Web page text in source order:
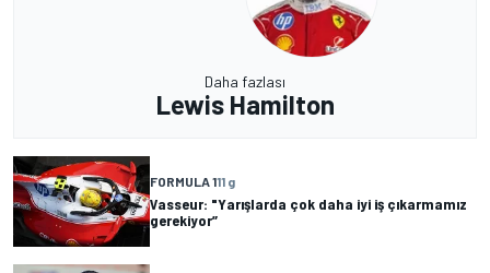
Daha fazlası
Lewis Hamilton
FORMULA 111 g
Vasseur: "Yarışlarda çok daha iyi iş çıkarmamız
gerekiyor”